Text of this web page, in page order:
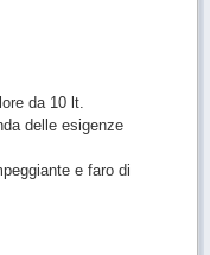
da 10 lt.
delle esigenze
e faro di